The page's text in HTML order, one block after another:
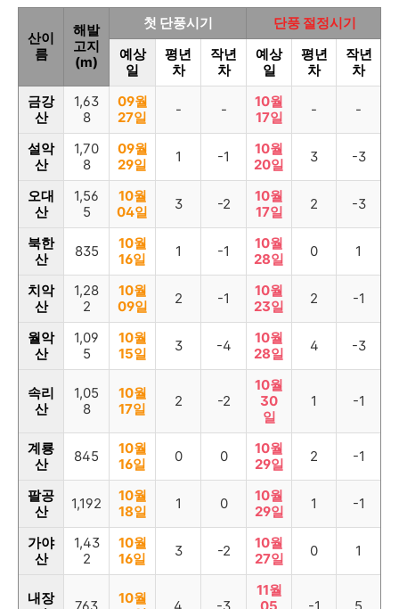
산이
름
해발
고지
(m)
첫 단풍시기
단풍 절정시기
예상
일
평년
차
작년
차
예상
일
평년
차
작년
차
금강
산
1,63
8
09월
27일
- -
10월
17일
- -
설악
산
1,70
8
09월
29일
1 -1
10월
20일
3 -3
오대
산
1,56
5
10월
04일
3 -2
10월
17일
2 -3
북한
산
835
10월
16일
1 -1
10월
28일
0 1
치악
산
1,28
2
10월
09일
2 -1
10월
23일
2 -1
월악
산
1,09
5
10월
15일
3 -4
10월
28일
4 -3
속리
산
1,05
8
10월
17일
2 -2
10월
30
일
1 -1
계룡
산
845
10월
16일
0 0
10월
29일
2 -1
팔공
산
1,192
10월
18일
1 0
10월
29일
1 -1
가야
산
1,43
2
10월
16일
3 -2
10월
27일
0 1
내장
763
10월
4 -3
11월
05
-1 5